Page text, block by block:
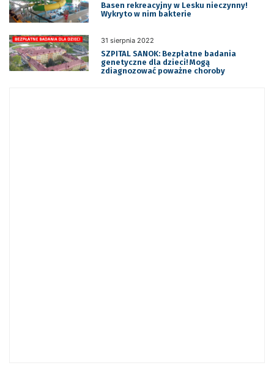
Basen rekreacyjny w Lesku nieczynny!
Wykryto w nim bakterie
31 sierpnia 2022
SZPITAL SANOK: Bezpłatne badania
genetyczne dla dzieci! Mogą
zdiagnozować poważne choroby